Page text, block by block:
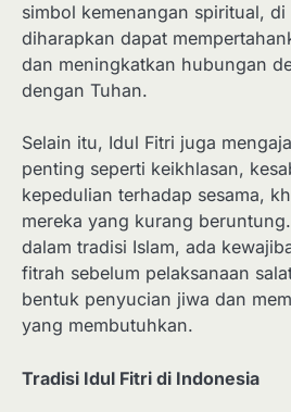
simbol kemenangan spiritual, di
diharapkan dapat
dan meningkatkan hubungan
dengan Tuhan.
Selain itu, Idul Fitri juga
penting seperti keikhlasan,
kepedulian terhadap sesama,
mereka yang kurang
dalam tradisi Islam, ada
fitrah sebelum pelaksanaan
bentuk penyucian jiwa dan
yang membutuhkan.
Tradisi Idul Fitri di Indonesia